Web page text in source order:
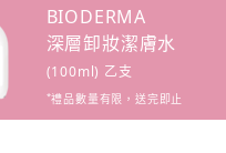
BIODERMA
深層卸妝潔膚水
(100ml) 乙支
*禮品數量有限，送完即止